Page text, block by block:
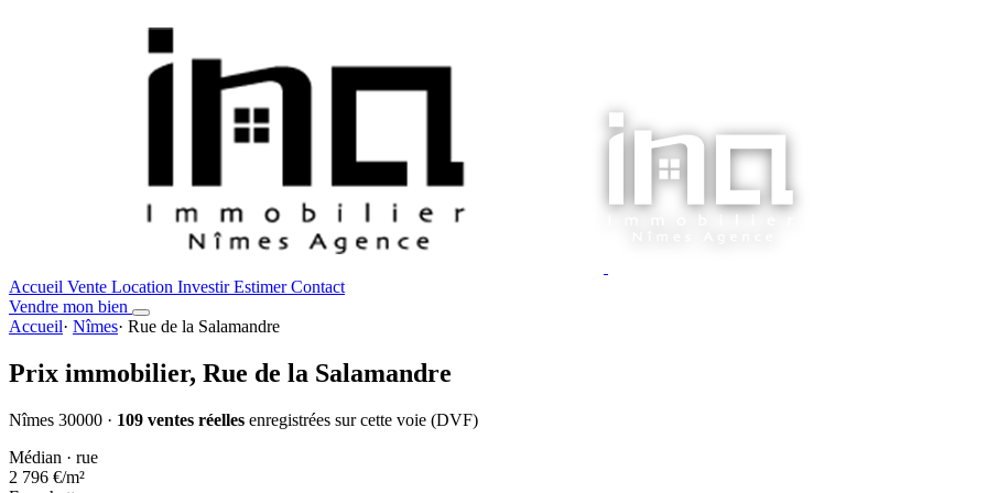
Accueil Vente Location InvestirEstimerContact
Vendre mon bien
Accueil· Nîmes· Rue de la Salamandre
Prix immobilier, Rue de la Salamandre
Nîmes 30000 · 109 ventes réelles enregistrées sur cette voie (DVF)
Médian · rue
2 796 €/m²